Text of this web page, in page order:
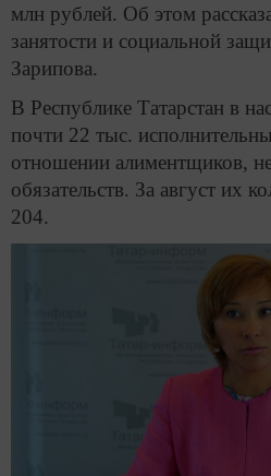
млн рублей. Об этом
занятости и социальной
Зарипова.
В Республике Татарстан в
почти 22 тыс.
отношении алиментщиков,
обязательств. За август их
204.